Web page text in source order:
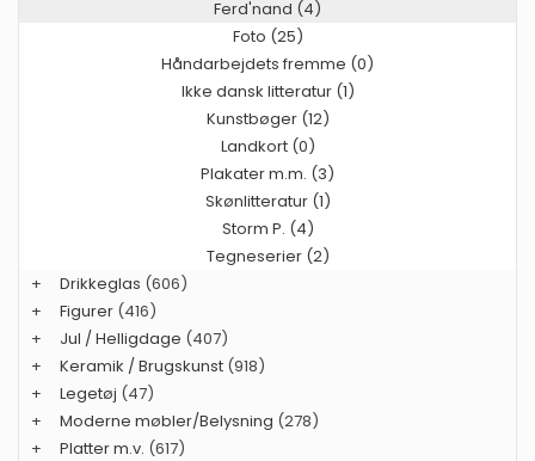
Ferd'nand (4)
Foto (25)
Håndarbejdets fremme (0)
Ikke dansk litteratur (1)
Kunstbøger (12)
Landkort (0)
Plakater m.m. (3)
Skønlitteratur (1)
Storm P. (4)
Tegneserier (2)
+
Drikkeglas (606)
+
Figurer (416)
+
Jul / Helligdage (407)
+
Keramik / Brugskunst (918)
+
Legetøj (47)
+
Moderne møbler/Belysning (278)
+
Platter m.v. (617)